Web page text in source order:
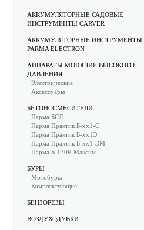
АККУМУЛЯТОРНЫЕ САДОВЫЕ
ИНСТРУМЕНТЫ CARVER
АККУМУЛЯТОРНЫЕ ИНСТРУМЕНТЫ
PARMA ELECTRON
АППАРАТЫ МОЮЩИЕ ВЫСОКОГО
ДАВЛЕНИЯ
Электрические
Аксессуары
БЕТОНОСМЕСИТЕЛИ
Парма БСЛ
Парма Практик Б-хх1-С
Парма Практик Б-хх1Э
Парма Практик Б-хх1-ЭМ
Парма Б-130Р-Максим
БУРЫ
Мотобуры
Комплектующие
БЕНЗОРЕЗЫ
ВОЗДУХОДУВКИ